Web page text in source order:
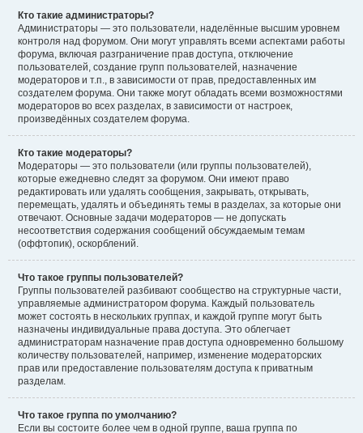
Кто такие администраторы?
Администраторы — это пользователи, наделённые высшим уровнем
контроля над форумом. Они могут управлять всеми аспектами работы
форума, включая разграничение прав доступа, отключение
пользователей, создание групп пользователей, назначение
модераторов и т.п., в зависимости от прав, предоставленных им
создателем форума. Они также могут обладать всеми возможностями
модераторов во всех разделах, в зависимости от настроек,
произведённых создателем форума.
Кто такие модераторы?
Модераторы — это пользователи (или группы пользователей),
которые ежедневно следят за форумом. Они имеют право
редактировать или удалять сообщения, закрывать, открывать,
перемещать, удалять и объединять темы в разделах, за которые они
отвечают. Основные задачи модераторов — не допускать
несоответствия содержания сообщений обсуждаемым темам
(оффтопик), оскорблений.
Что такое группы пользователей?
Группы пользователей разбивают сообщество на структурные части,
управляемые администратором форума. Каждый пользователь
может состоять в нескольких группах, и каждой группе могут быть
назначены индивидуальные права доступа. Это облегчает
администраторам назначение прав доступа одновременно большому
количеству пользователей, например, изменение модераторских
прав или предоставление пользователям доступа к приватным
разделам.
Что такое группа по умолчанию?
Если вы состоите более чем в одной группе, ваша группа по